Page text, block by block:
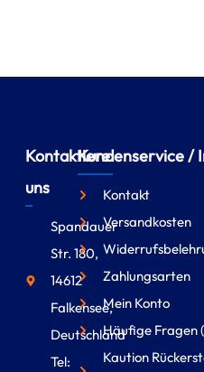
Kontaktiere
uns
Spandauer
Str. 180,
14612
Falkensee,
Deutschland
Tel:
Kundenservice /
Kontakt
Versandkosten
Zahlungsarten
Mein Konto
Häufige Fragen
Kaution